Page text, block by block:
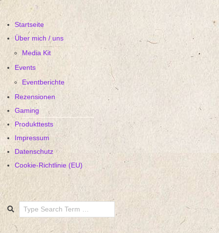
Startseite
Über mich / uns
Media Kit
Events
Eventberichte
Rezensionen
Gaming
Produkttests
Impressum
Datenschutz
Cookie-Richtlinie (EU)
Search